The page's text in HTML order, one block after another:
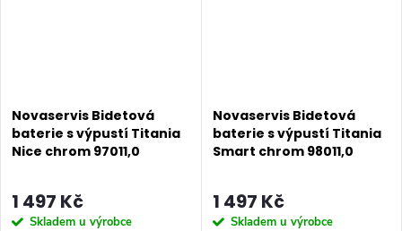
Novaservis Bidetová
baterie s výpustí Titania
Nice chrom 97011,0
1 497 Kč
Skladem u výrobce
Novaservis Bidetová
baterie s výpustí Titania
Smart chrom 98011,0
1 497 Kč
Skladem u výrobce